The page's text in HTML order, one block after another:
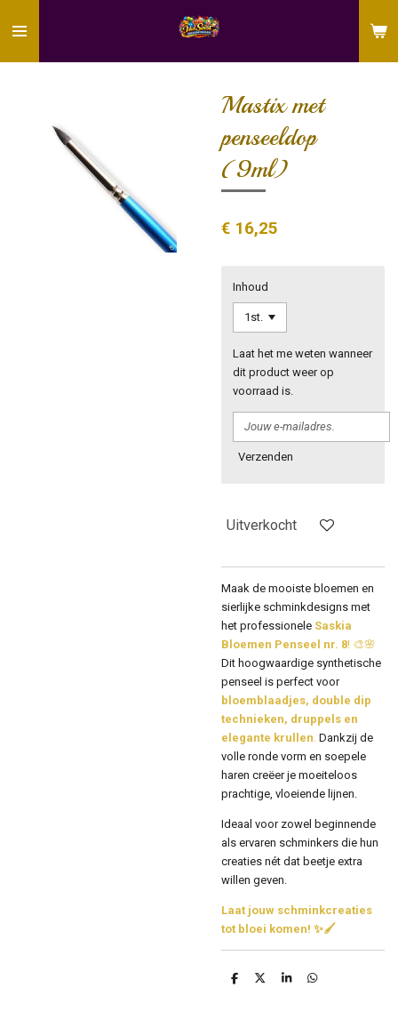
direct
Mastix met
penseeldop
(9ml)
€ 16,25
Inhoud
Laat het me weten wanneer
dit product weer op
voorraad is.
Verzenden
Uitverkocht
Maak de mooiste bloemen en
sierlijke schminkdesigns met
het professionele Saskia
Bloemen Penseel nr. 8! 🎨🌸
Dit hoogwaardige synthetische
penseel is perfect voor
bloemblaadjes, double dip
technieken, druppels en
elegante krullen Dankzij de
volle ronde vorm en soepele
haren creëer je moeiteloos
prachtige, vloeiende lijnen.
Ideaal voor zowel beginnende
als ervaren schminkers die hun
creaties nét dat beetje extra
willen geven.
Laat jouw schminkcreaties
tot bloei komen! ✨🖌️
D
D
S
D